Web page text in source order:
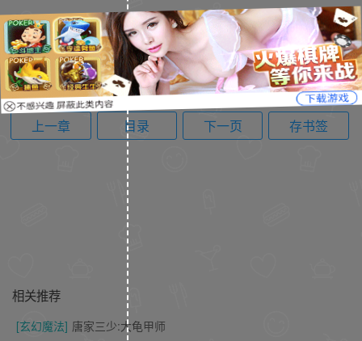
上一章 目录 下一页 存书签
相关推荐
[玄幻魔法] 唐家三少:大龟甲师